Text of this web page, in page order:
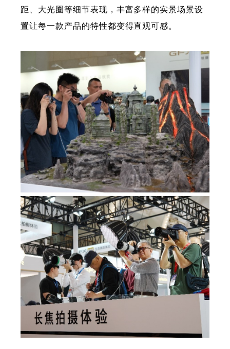
距、大光圈等细节表现，丰富多样的实景场景设
置让每一款产品的特性都变得直观可感。